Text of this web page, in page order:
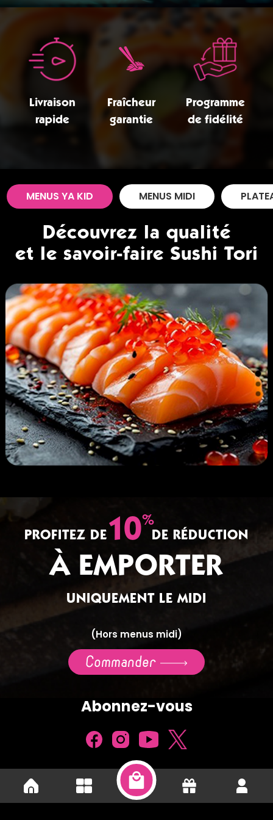
Livraison
rapide
Fraîcheur
garantie
Programme
de fidélité
MENUS YA KID MENUS MIDI
Découvrez la qualité
et le savoir-faire Sushi Tori
PROFITEZ DE10%
DE RÉDUCTION
À EMPORTER
UNIQUEMENT LE MIDI
(Hors menus midi)
Commander
Abonnez-vous